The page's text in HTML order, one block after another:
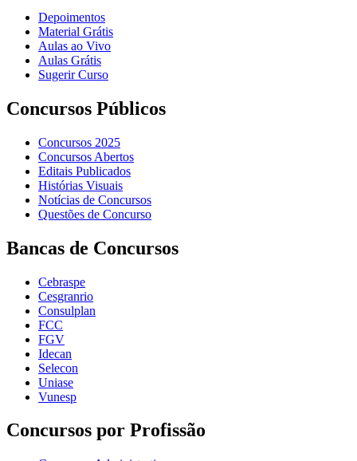
Depoimentos
Material Grátis
Aulas ao Vivo
Aulas Grátis
Sugerir Curso
Concursos Públicos
Concursos 2025
Concursos Abertos
Editais Publicados
Histórias Visuais
Notícias de Concursos
Questões de Concurso
Bancas de Concursos
Cebraspe
Cesgranrio
Consulplan
FCC
FGV
Idecan
Selecon
Uniase
Vunesp
Concursos por Profissão